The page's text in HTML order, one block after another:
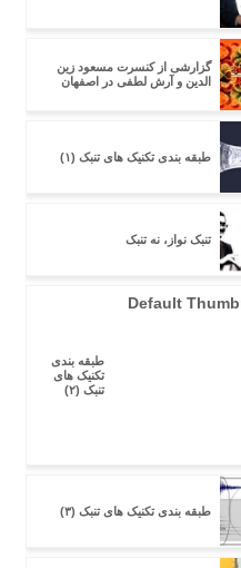
گزارشی از کنسرت مسعود زین
الدین و آرش لطفی در اصفهان
طبقه بندی تکنیک های تنبک (۱)
تنبک نواز، نه تنبک
طبقه بندی
تکنیک های
تنبک (۲)
طبقه بندی تکنیک های تنبک (۳)